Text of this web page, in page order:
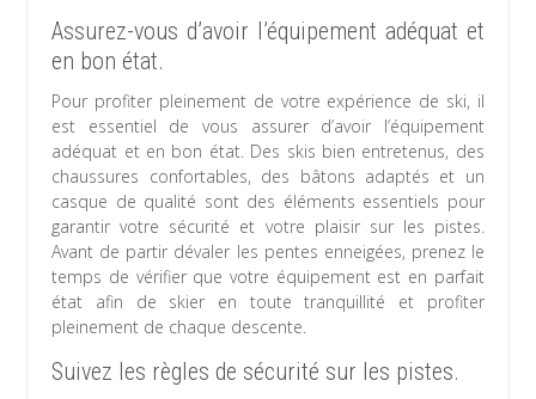
Assurez-vous d’avoir l’équipement adéquat et
en bon état.
Pour profiter pleinement de votre expérience de ski, il
est essentiel de vous assurer d’avoir l’équipement
adéquat et en bon état. Des skis bien entretenus, des
chaussures confortables, des bâtons adaptés et un
casque de qualité sont des éléments essentiels pour
garantir votre sécurité et votre plaisir sur les pistes.
Avant de partir dévaler les pentes enneigées, prenez le
temps de vérifier que votre équipement est en parfait
état afin de skier en toute tranquillité et profiter
pleinement de chaque descente.
Suivez les règles de sécurité sur les pistes.